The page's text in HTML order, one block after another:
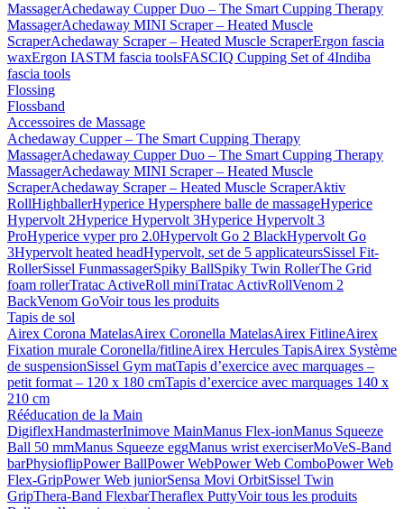
MassagerAchedaway Cupper Duo – The Smart Cupping Therapy
MassagerAchedaway MINI Scraper – Heated Muscle
ScraperAchedaway Scraper – Heated Muscle ScraperErgon fascia
waxErgon IASTM fascia toolsFASCIQ Cupping Set of 4Indiba
fascia tools
Flossing
Flossband
Accessoires de Massage
Achedaway Cupper – The Smart Cupping Therapy
MassagerAchedaway Cupper Duo – The Smart Cupping Therapy
MassagerAchedaway MINI Scraper – Heated Muscle
ScraperAchedaway Scraper – Heated Muscle ScraperAktiv
RollHighballerHyperice Hypersphere balle de massageHyperice
Hypervolt 2Hyperice Hypervolt 3Hyperice Hypervolt 3
ProHyperice vyper pro 2.0Hypervolt Go 2 BlackHypervolt Go
3Hypervolt heated headHypervolt, set de 5 applicateursSissel Fit-
RollerSissel FunmassagerSpiky BallSpiky Twin RollerThe Grid
foam rollerTratac ActiveRoll miniTratac ActivRollVenom 2
BackVenom GoVoir tous les produits
Tapis de sol
Airex Corona MatelasAirex Coronella MatelasAirex FitlineAirex
Fixation murale Coronella/fitlineAirex Hercules TapisAirex Système
de suspensionSissel Gym matTapis d’exercice avec marquages –
petit format – 120 x 180 cmTapis d’exercice avec marquages 140 x
210 cm
Rééducation de la Main
DigiflexHandmasterInimove MainManus Flex-ionManus Squeeze
Ball 50 mmManus Squeeze eggManus wrist exerciserMoVeS-Band
barPhysioflipPower BallPower WebPower Web ComboPower Web
Flex-GripPower Web juniorSensa Movi OrbitSissel Twin
GripThera-Band FlexbarTheraflex PuttyVoir tous les produits